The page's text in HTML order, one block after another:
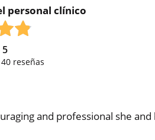
personal clínico
5
40 reseñas
and professional she